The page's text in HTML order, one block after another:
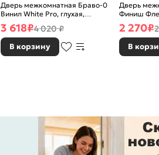
Дверь межкомнатная Браво-0
Винил White Pro, глухая,
каркасно-щитовая
3 618₽4 020 ₽
В корзину
Дверь
Финиш
Л-11
каркасно-
2 270₽
В